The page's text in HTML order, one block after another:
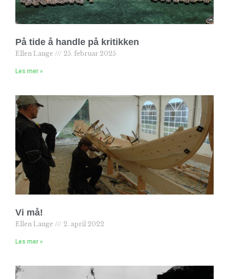
På tide å handle på kritikken
Ellen Lange 25. februar 2025
Les mer »
Vi må!
Ellen Lange 2. april 2022
Les mer »